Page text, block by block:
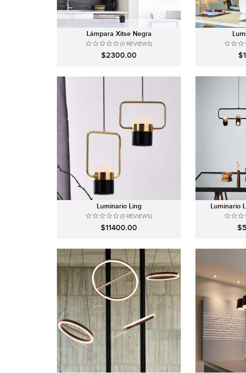
Lámpara Xitse Negra
(0 REVIEWS)
$2300.00
Luminario Ling
(0 REVIEWS)
$11400.00
Luminario